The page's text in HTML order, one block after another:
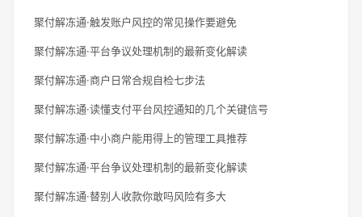
聚付解冻通·触发账户风控的常见操作要避免
聚付解冻通·平台争议处理机制的最新变化解读
聚付解冻通·商户日常合规自检七步法
聚付解冻通·读懂支付平台风控通知的几个关键信号
聚付解冻通·中小商户能用得上的管理工具推荐
聚付解冻通·平台争议处理机制的最新变化解读
聚付解冻通·替别人收款你敢吗风险有多大